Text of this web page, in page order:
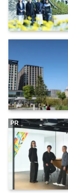
PR